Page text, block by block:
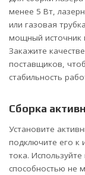
менее 5 Вт,
или газовая
мощный источник
Закажите
поставщиков,
стабильность
Сборка
Установите
подключите его к
тока.
способностью не